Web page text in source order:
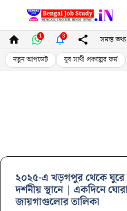
content
1 3 সমস্ত তথ্য
নতুন আপডেট যুব সাথী প্রকল্পের ফর্ম
২০২৫-এ খড়গপুর থেকে
দর্শনীয় স্থানে | একদিনে
জায়গাগুলোর তালিকা